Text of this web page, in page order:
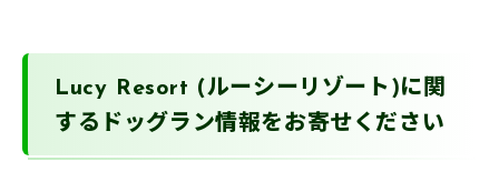
Lucy Resort (ルーシーリゾート)に関
するドッグラン情報をお寄せください